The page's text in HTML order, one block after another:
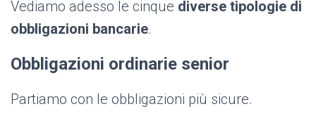
Vediamo adesso le cinque diverse tipologie di
obbligazioni bancarie.
Obbligazioni ordinarie senior
Partiamo con le obbligazioni più sicure.